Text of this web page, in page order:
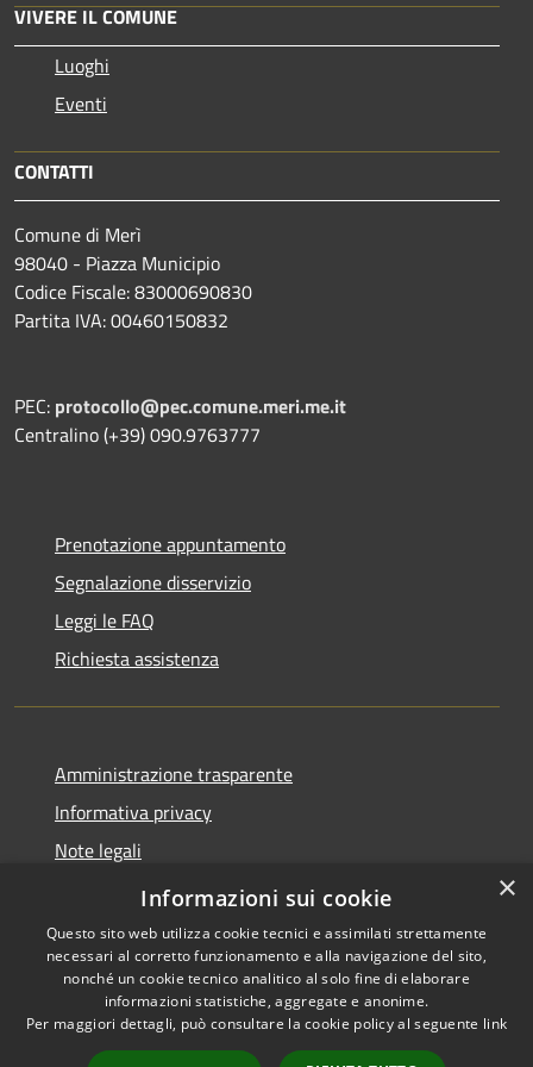
VIVERE IL COMUNE
Luoghi
Eventi
CONTATTI
Comune di Merì
98040 - Piazza Municipio
Codice Fiscale: 83000690830
Partita IVA: 00460150832
PEC: protocollo@pec.comune.meri.me.it
Centralino (+39) 090.9763777
Prenotazione appuntamento
Segnalazione disservizio
Leggi le FAQ
Richiesta assistenza
Amministrazione trasparente
Informativa privacy
Note legali
Dichiarazione di accessibilità
Accessibilità
Copyright © 2026 • Comune di
Merì • Powered by
×
Informazioni sui cookie
Questo sito web utilizza cookie tecnici e assimilati strettamente
necessari al corretto funzionamento e alla navigazione del sito,
nonché un cookie tecnico analitico al solo fine di elaborare
informazioni statistiche, aggregate e anonime.
Per maggiori dettagli, può consultare la cookie policy al seguente link